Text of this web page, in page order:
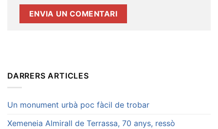
DARRERS ARTICLES
Un monument urbà poc fàcil de trobar
Xemeneia Almirall de Terrassa, 70 anys, ressò